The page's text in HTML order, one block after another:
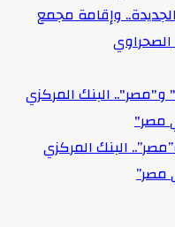
وإقامة مجمع
البنك المركزي
مصر”